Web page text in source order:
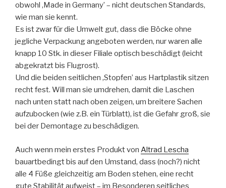
obwohl ‚Made in Germany’ – nicht deutschen Standards,
wie man sie kennt.
Es ist zwar für die Umwelt gut, dass die Böcke ohne
jegliche Verpackung angeboten werden, nur waren alle
knapp 10 Stk. in dieser Filiale optisch beschädigt (leicht
abgekratzt bis Flugrost).
Und die beiden seitlichen ‚Stopfen’ aus Hartplastik sitzen
recht fest. Will man sie umdrehen, damit die Laschen
nach unten statt nach oben zeigen, um breitere Sachen
aufzubocken (wie z.B. ein Türblatt), ist die Gefahr groß, sie
bei der Demontage zu beschädigen.
Auch wenn mein erstes Produkt von Altrad Lescha
bauartbedingt bis auf den Umstand, dass (noch?) nicht
alle 4 Füße gleichzeitig am Boden stehen, eine recht
gute Stabilität aufweist – im Besonderen seitliches